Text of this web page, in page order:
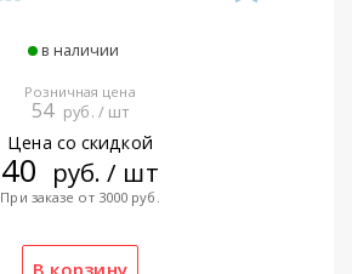
в наличии
Розничная цена
54 руб. / шт
Цена со скидкой
40 руб. / шт
При заказе от 3000 руб.